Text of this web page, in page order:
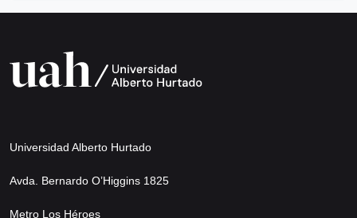
Universidad Alberto Hurtado
Avda. Bernardo O’Higgins 1825
Metro Los Héroes